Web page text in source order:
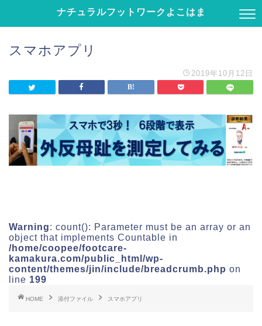
ナチュラルフットワークよこはま
スマホアプリ
2019年10月12日
Warning: count(): Parameter must be an array or an
object that implements Countable in
/home/coopee/footcare-
kamakura.com/public_html/wp-
content/themes/jin/include/breadcrumb.php on
line 199
HOME 添付ファイル スマホアプリ